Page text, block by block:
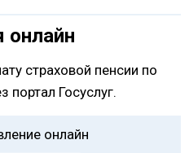
онлайн
страховой пенсии по
портал Госуслуг.
онлайн